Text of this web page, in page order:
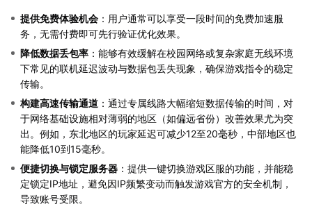
提供免费体验机会 ：用户通常可以享受一段时间的免费加速服
务，无需付费即可先行验证优化效果。
降低数据丢包率 ：能够有效缓解在校园网络或复杂家庭无线环境
下常见的联机延迟波动与数据包丢失现象，确保游戏指令的稳定
传输。
构建高速传输通道 ：通过专属线路大幅缩短数据传输的时间，对
于网络基础设施相对薄弱的地区（如偏远省份）改善效果尤为突
出。例如，东北地区的玩家延迟可减少12至20毫秒，中部地区也
能降低10到15毫秒。
便捷切换与锁定服务器 ：提供一键切换游戏区服的功能，并能稳
定锁定IP地址，避免因IP频繁变动而触发游戏官方的安全机制，
导致账号受限。